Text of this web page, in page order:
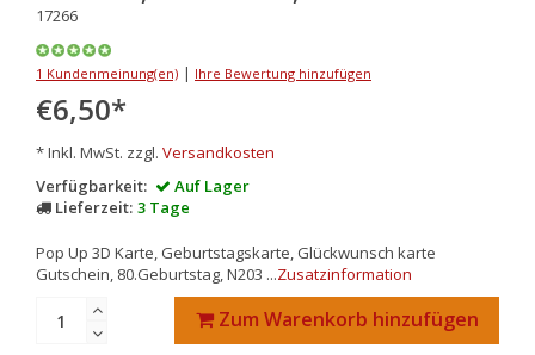
17266
1 Kundenmeinung(en) | Ihre Bewertung hinzufügen
€6,50*
* Inkl. MwSt. zzgl. Versandkosten
Verfügbarkeit:
Auf Lager
Lieferzeit: 3 Tage
Pop Up 3D Karte, Geburtstagskarte, Glückwunsch karte
Gutschein, 80.Geburtstag, N203 ...Zusatzinformation
Zum Warenkorb hinzufügen